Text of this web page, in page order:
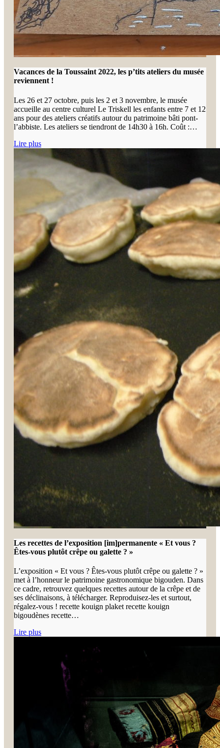
Vacances de la Toussaint 2022, les p’tits ateliers du musée
reviennent !
Les 26 et 27 octobre, puis les 2 et 3 novembre, le musée
accueille au centre culturel Le Triskell les enfants entre 7 et 12
ans pour des ateliers créatifs autour du patrimoine bâti pont-
l’abbiste. Les ateliers se tiendront de 14h30 à 16h. Coût :…
Lire plus
Les recettes de l’exposition [im]permanente « Et vous ?
Êtes-vous plutôt crêpe ou galette ? »
L’exposition « Et vous ? Êtes-vous plutôt crêpe ou galette ? »
met à l’honneur le patrimoine gastronomique bigouden. Dans
ce cadre, retrouvez quelques recettes autour de la crêpe et de
ses déclinaisons, à télécharger. Reproduisez-les et surtout,
régalez-vous ! recette kouign plaket recette kouign
bigoudènes recette…
Lire plus